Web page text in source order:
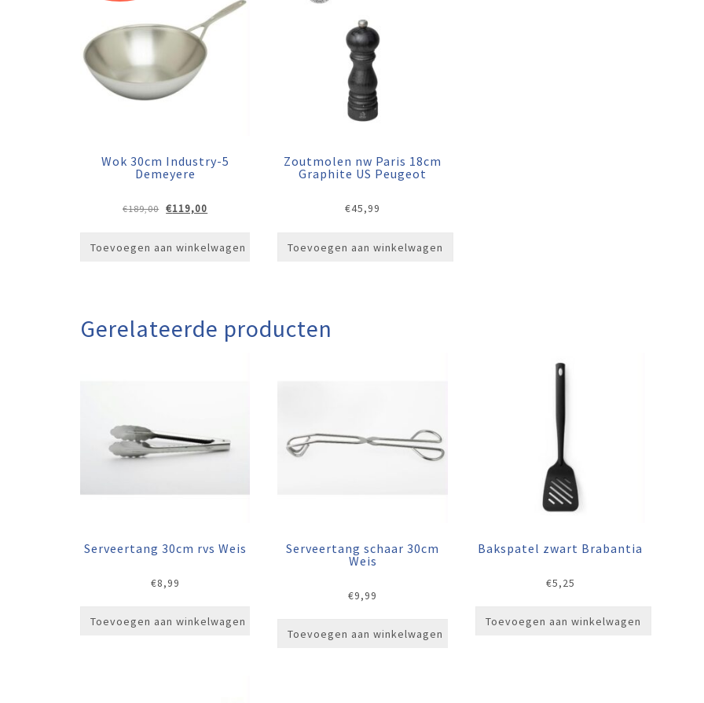
Wok 30cm Industry-5
Demeyere
€189,00 Oorspronkelijke
€189,00.
€119,00
€119,00.
Toevoegen aan winkelwagen
Zoutmolen nw Paris 18cm
Graphite US Peugeot
€45,99
Toevoegen aan winkelwagen
Gerelateerde producten
Serveertang 30cm rvs Weis
€8,99
Toevoegen aan winkelwagen
Serveertang schaar 30cm
Weis
€9,99
Toevoegen aan winkelwagen
Bakspatel zwart Brabantia
€5,25
Toevoegen aan winkelwagen